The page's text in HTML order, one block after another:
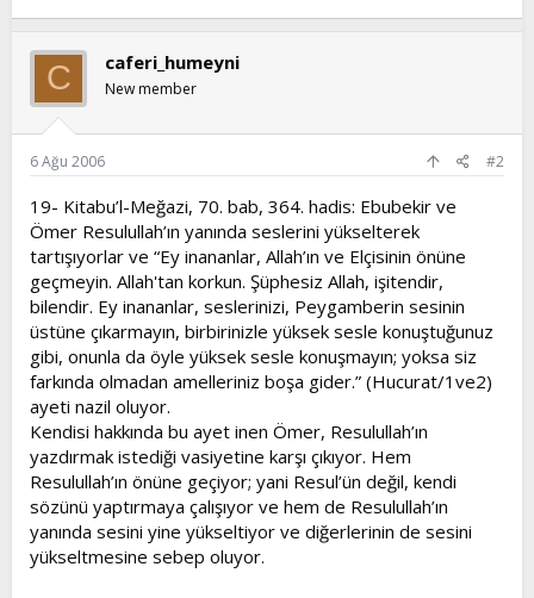
C caferi_humeyni
New member
6 Ağu 2006 #2
19- Kitabu’l-Meğazi, 70. bab, 364. hadis: Ebubekir ve
Ömer Resulullah’ın yanında seslerini yükselterek
tartışıyorlar ve “Ey inananlar, Allah’ın ve Elçisinin önüne
geçmeyin. Allah'tan korkun. Şüphesiz Allah, işitendir,
bilendir. Ey inananlar, seslerinizi, Peygamberin sesinin
üstüne çıkarmayın, birbirinizle yüksek sesle konuştuğunuz
gibi, onunla da öyle yüksek sesle konuşmayın; yoksa siz
farkında olmadan amelleriniz boşa gider.” (Hucurat/1ve2)
ayeti nazil oluyor.
Kendisi hakkında bu ayet inen Ömer, Resulullah’ın
yazdırmak istediği vasiyetine karşı çıkıyor. Hem
Resulullah’ın önüne geçiyor; yani Resul’ün değil, kendi
sözünü yaptırmaya çalışıyor ve hem de Resulullah’ın
yanında sesini yine yükseltiyor ve diğerlerinin de sesini
yükseltmesine sebep oluyor.